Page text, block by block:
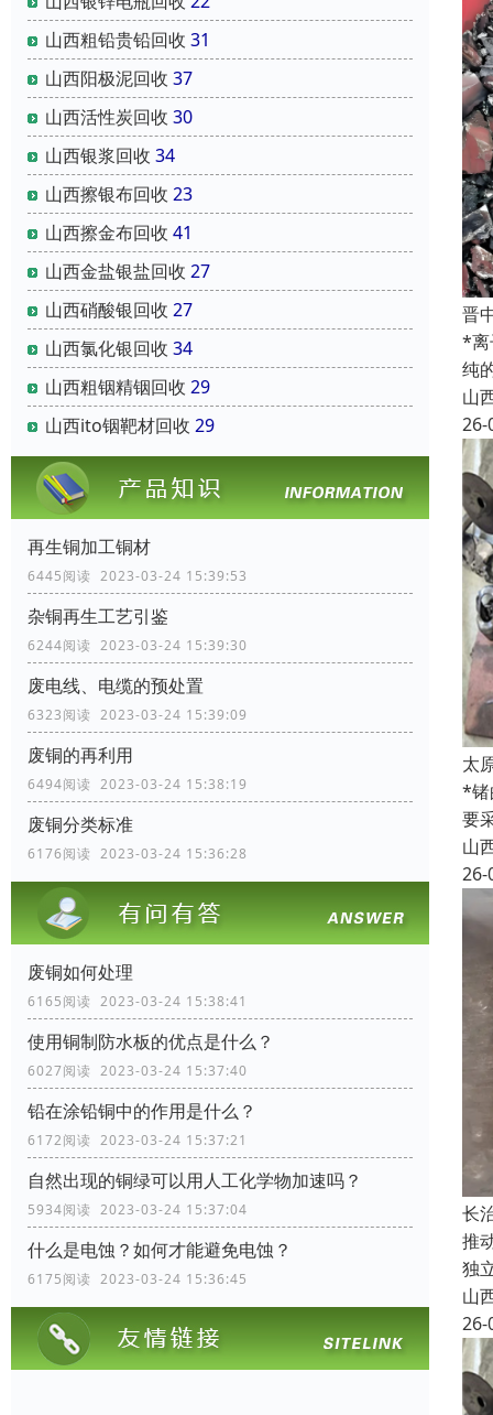
山西粗铅贵铅回收 31
山西阳极泥回收 37
山西活性炭回收 30
山西银浆回收 34
山西擦银布回收 23
山西擦金布回收 41
山西金盐银盐回收 27
山西硝酸银回收 27
山西氯化银回收 34
山西粗铟精铟回收 29
山西ito铟靶材回收 29
再生铜加工铜材
6445阅读 2023-03-24 15:39:53
杂铜再生工艺引鉴
6244阅读 2023-03-24 15:39:30
废电线、电缆的预处置
6323阅读 2023-03-24 15:39:09
废铜的再利用
6494阅读 2023-03-24 15:38:19
废铜分类标准
6176阅读 2023-03-24 15:36:28
废铜如何处理
6165阅读 2023-03-24 15:38:41
使用铜制防水板的优点是什么？
6027阅读 2023-03-24 15:37:40
铅在涂铅铜中的作用是什么？
6172阅读 2023-03-24 15:37:21
自然出现的铜绿可以用人工化学物加速吗？
5934阅读 2023-03-24 15:37:04
什么是电蚀？如何才能避免电蚀？
6175阅读 2023-03-24 15:36:45
晋
*离
纯
山
26-
太
*锗
要
山
26-
长
推
独
山
26-